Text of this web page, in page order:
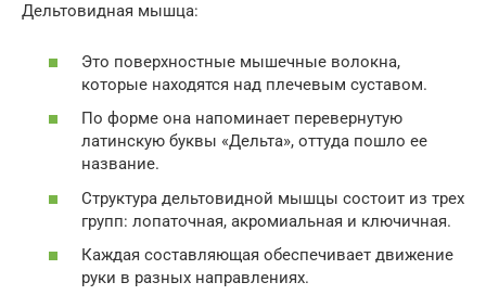
Дельтовидная мышца:
Это поверхностные мышечные волокна,
которые находятся над плечевым суставом.
По форме она напоминает перевернутую
латинскую буквы «Дельта», оттуда пошло ее
название.
Структура дельтовидной мышцы состоит из трех
групп: лопаточная, акромиальная и ключичная.
Каждая составляющая обеспечивает движение
руки в разных направлениях.